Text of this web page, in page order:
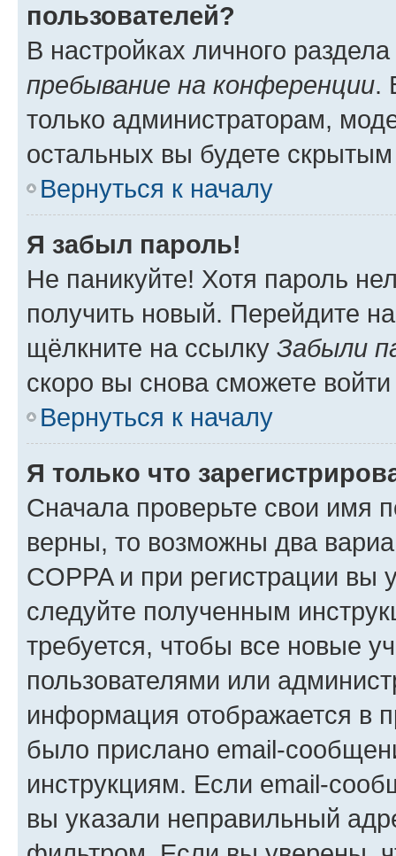
пользователей?
В настройках личного
пребывание на конференции.
только администраторам,
остальных вы будете
Вернуться к началу
Я забыл пароль!
Не паникуйте! Хотя пароль
получить новый. Перейдите
щёлкните на ссылку Забыли
скоро вы снова сможете
Вернуться к началу
Я только что
Сначала проверьте свои имя
верны, то возможны два
COPPA и при регистрации вы
следуйте полученным
требуется, чтобы все новые
пользователями или
информация отображается в
было прислано email-
инструкциям. Если email-
вы указали неправильный